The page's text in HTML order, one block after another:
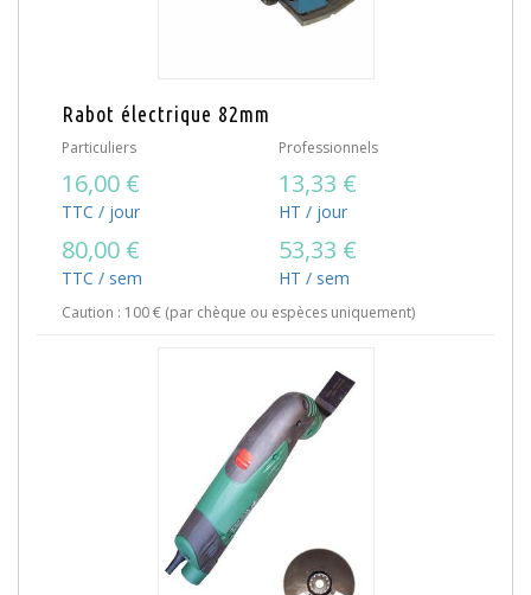
Rabot électrique 82mm
Particuliers
16,00 €
TTC / jour
80,00 €
TTC / sem
Professionnels
13,33 €
HT / jour
53,33 €
HT / sem
Caution : 100 € (par chèque ou espèces uniquement)